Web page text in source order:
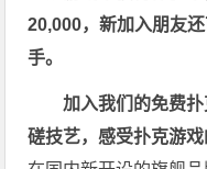
20,000，新加入朋友
手。
加入我们的免费
磋技艺，感受扑克游戏